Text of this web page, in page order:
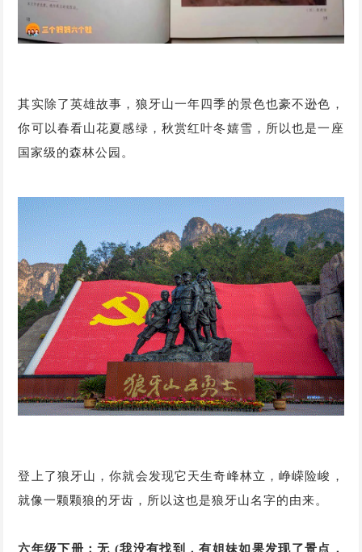
其实除了英雄故事，狼牙山一年四季的景色也豪不逊色，
你可以春看山花夏感绿，秋赏红叶冬嬉雪，所以也是一座
国家级的森林公园。
登上了狼牙山，你就会发现它天生奇峰林立，峥嵘险峻，
就像一颗颗狼的牙齿，所以这也是狼牙山名字的由来。
六年级下册：无 (我没有找到，有姐妹如果发现了景点，